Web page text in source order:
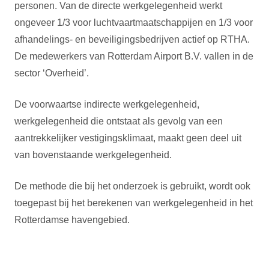
personen. Van de directe werkgelegenheid werkt
ongeveer 1/3 voor luchtvaartmaatschappijen en 1/3 voor
afhandelings- en beveiligingsbedrijven actief op RTHA.
De medewerkers van Rotterdam Airport B.V. vallen in de
sector ‘Overheid’.
De voorwaartse indirecte werkgelegenheid,
werkgelegenheid die ontstaat als gevolg van een
aantrekkelijker vestigingsklimaat, maakt geen deel uit
van bovenstaande werkgelegenheid.
De methode die bij het onderzoek is gebruikt, wordt ook
toegepast bij het berekenen van werkgelegenheid in het
Rotterdamse havengebied.